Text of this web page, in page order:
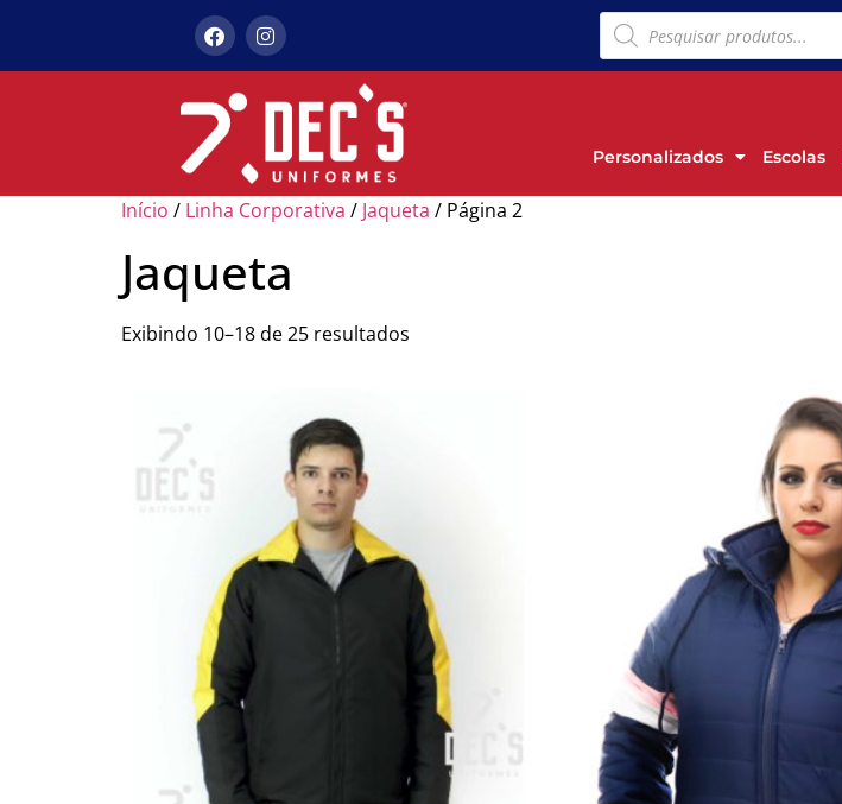
Personalizados Escolas
Início / Linha Corporativa / Jaqueta / Página 2
Jaqueta
Exibindo 10–18 de 25 resultados